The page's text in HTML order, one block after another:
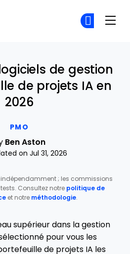
PMO
de gestion
de projets IA en
2026
Ben Aston
on Jul 31, 2026
indépendamment ; les commissions
Consultez notre politique de
et notre méthodologie.
supérieur dans la gestion
pour vous les
de projets IA les